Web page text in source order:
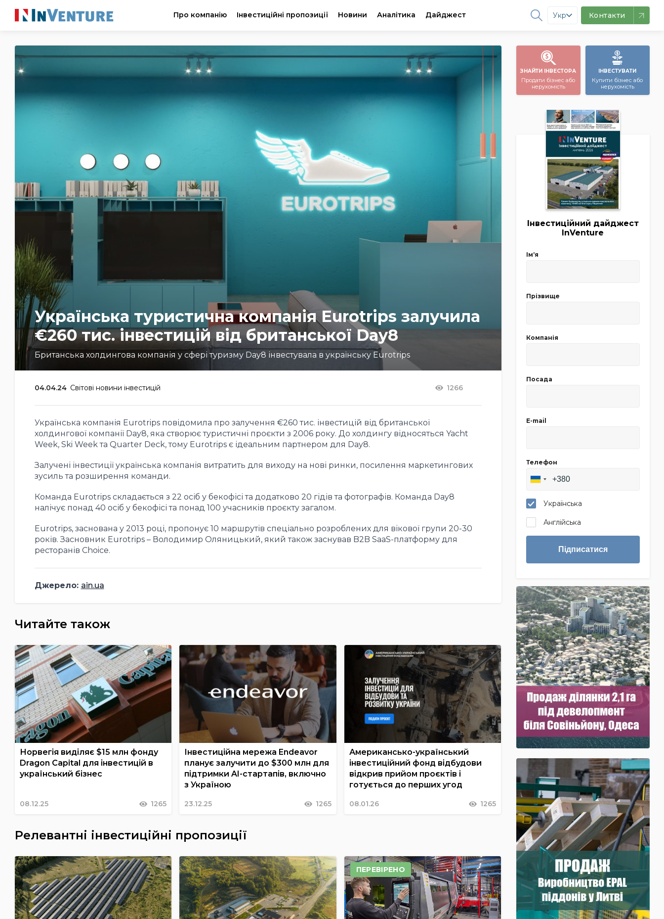
Про компанію Інвестиційні пропозиції Новини Аналітика Дайджест Укр Контакти
Українська туристична компанія Eurotrips залучила
€260 тис. інвестицій від британської Day8
Британська холдингова компанія у сфері туризму Day8 інвестувала в українську Eurotrips
04.04.24 Світові новини інвестицій 1266
Українська компанія Eurotrips повідомила про залучення €260 тис. інвестицій від британської
холдингової компанії Day8, яка створює туристичні проєкти з 2006 року. До холдингу відносяться Yacht
Week, Ski Week та Quarter Deck, тому Eurotrips є ідеальним партнером для Day8.
Залучені інвестиції українська компанія витратить для виходу на нові ринки, посилення маркетингових
зусиль та розширення команди.
Команда Eurotrips складається з 22 осіб у бекофісі та додатково 20 гідів та фотографів. Команда Day8
налічує понад 40 осіб у бекофісі та понад 100 учасників проєкту загалом.
Eurotrips, заснована у 2013 році, пропонує 10 маршрутів спеціально розроблених для вікової групи 20-30
років. Засновник Eurotrips – Володимир Оляницький, який також заснував B2B SaaS-платформу для
ресторанів Choice.
Джерело: ain.ua
Читайте також
Норвегія виділяє $15 млн фонду
Dragon Capital для інвестицій в
український бізнес
08.12.25 1265
Інвестиційна мережа Endeavor
планує залучити до $300 млн для
підтримки AI-стартапів, включно
з Україною
23.12.25 1265
Американсько-український
інвестиційний фонд відбудови
відкрив прийом проєктів і
готується до перших угод
08.01.26 1265
Релевантні інвестиційні пропозиції
ПЕРЕВІРЕНО
ЗНАЙТИ ІНВЕСТОРА
Продати бізнес або
нерухомість
ІНВЕСТУВАТИ
Купити бізнес або
нерухомість
Інвестиційний дайджест
InVenture
Імʼя
Прізвище
Компанія
Посада
E-mail
Телефон
Українська
Англійська
Підписатися